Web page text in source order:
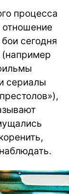
процесса
отношение
сегодня
сериалы